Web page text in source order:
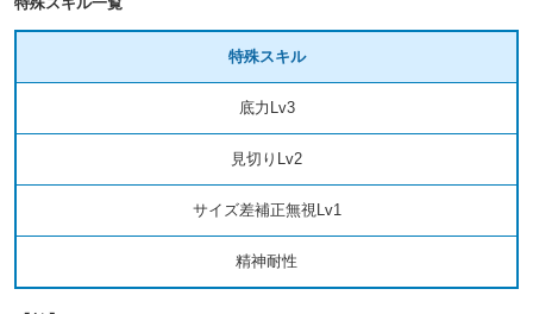
特殊スキル
底力Lv3
見切りLv2
サイズ差補正無視Lv1
精神耐性